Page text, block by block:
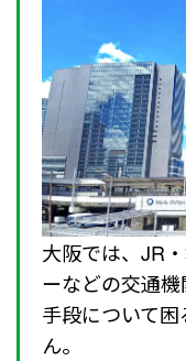
大阪では、JR
ーなどの交通
手段について
ん。